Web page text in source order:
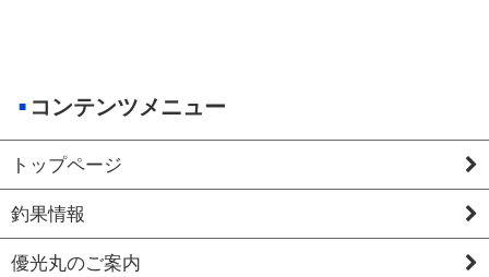
コンテンツメニュー
トップページ
釣果情報
優光丸のご案内